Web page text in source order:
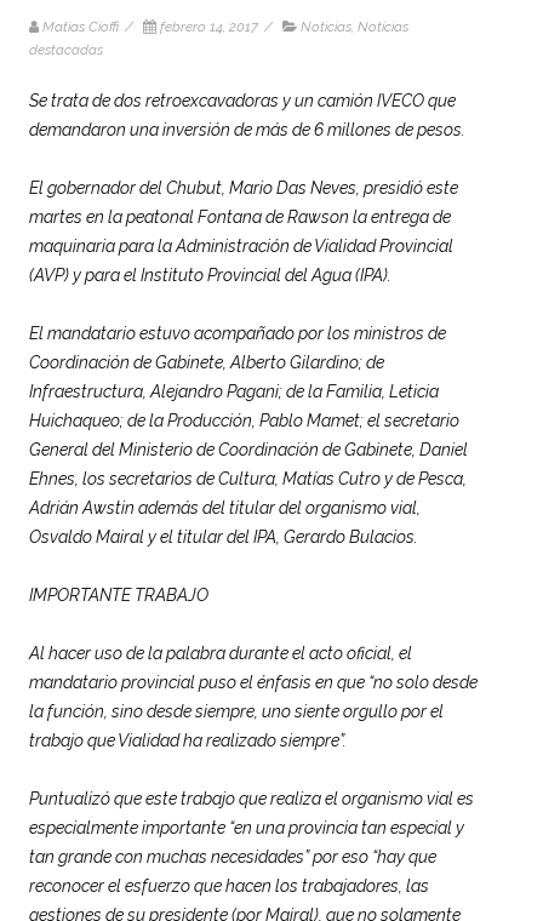
Matias Cioffi / febrero 14, 2017 / Noticias Noticias
destacadas
Se trata de dos retroexcavadoras y un camión IVECO que
demandaron una inversión de más de 6 millones de pesos.
El gobernador del Chubut, Mario Das Neves, presidió este
martes en la peatonal Fontana de Rawson la entrega de
maquinaria para la Administración deVialidadProvincial
(AVP) y para el InstitutoProvincialdel Agua (IPA).
El mandatario estuvo acompañado por los ministros de
Coordinación de Gabinete, Alberto Gilardino; de
Infraestructura, Alejandro Pagani; de la Familia, Leticia
Huichaqueo; de la Producción, Pablo Mamet; el secretario
General del Ministerio de Coordinación de Gabinete, Daniel
Ehnes, los secretarios de Cultura, Matías Cutro y de Pesca,
Adrián Awstin además del titular del organismo vial,
Osvaldo Mairal y el titular del IPA, Gerardo Bulacios.
IMPORTANTE TRABAJO
Al hacer uso de la palabra durante el acto oficial, el
mandatarioprovincialpuso el énfasis en que “no solo desde
la función, sino desde siempre, uno siente orgullo por el
trabajo queVialidadha realizado siempre”.
Puntualizó que este trabajo que realiza el organismo vial es
especialmente importante “en unaprovinciatan especial y
tan grande con muchas necesidades” por eso “hay que
reconocer el esfuerzo que hacen los trabajadores, las
gestiones de su presidente (por Mairal), que no solamente